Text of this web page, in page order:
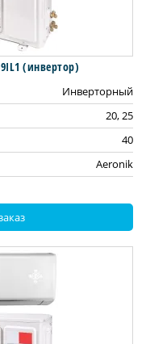
(инвертoр)
Инверторный
20, 25
40
Aeronik